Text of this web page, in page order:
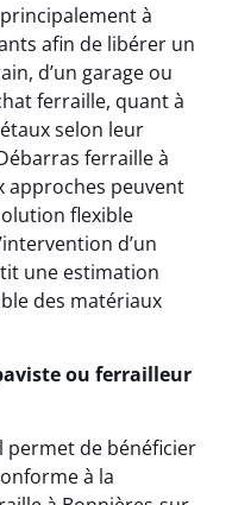
à
afin de libérer un
d’un garage ou
ferraille, quant à
selon leur
ferraille à
approches peuvent
flexible
d’un
une estimation
des matériaux
ou ferrailleur
permet de bénéficier
à la